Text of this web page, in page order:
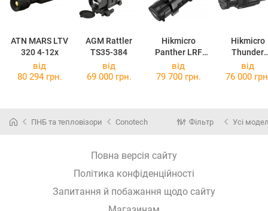
ATN MARS LTV
320 4-12x
AGM Rattler
TS35-384
Hikmicro
Panther LRF
PH35L
Hikmicro
Thunder
TH35P 2.0
від
80 294 грн.
від
69 000 грн.
від
79 700 грн.
від
76 000
ПНБ та тепловізори Conotech Фільтр Усі
Повна версія сайту
Політика конфіденційності
Запитання й побажання щодо сайту